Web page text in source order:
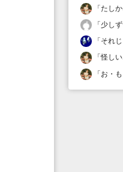
「たし
「少し
「それ
「怪し
「お・